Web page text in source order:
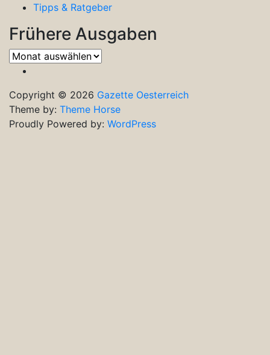
Tipps & Ratgeber
Frühere Ausgaben
Frühere
Ausgaben
Copyright © 2026 Gazette Oesterreich
Theme by: Theme Horse
Proudly Powered by: WordPress